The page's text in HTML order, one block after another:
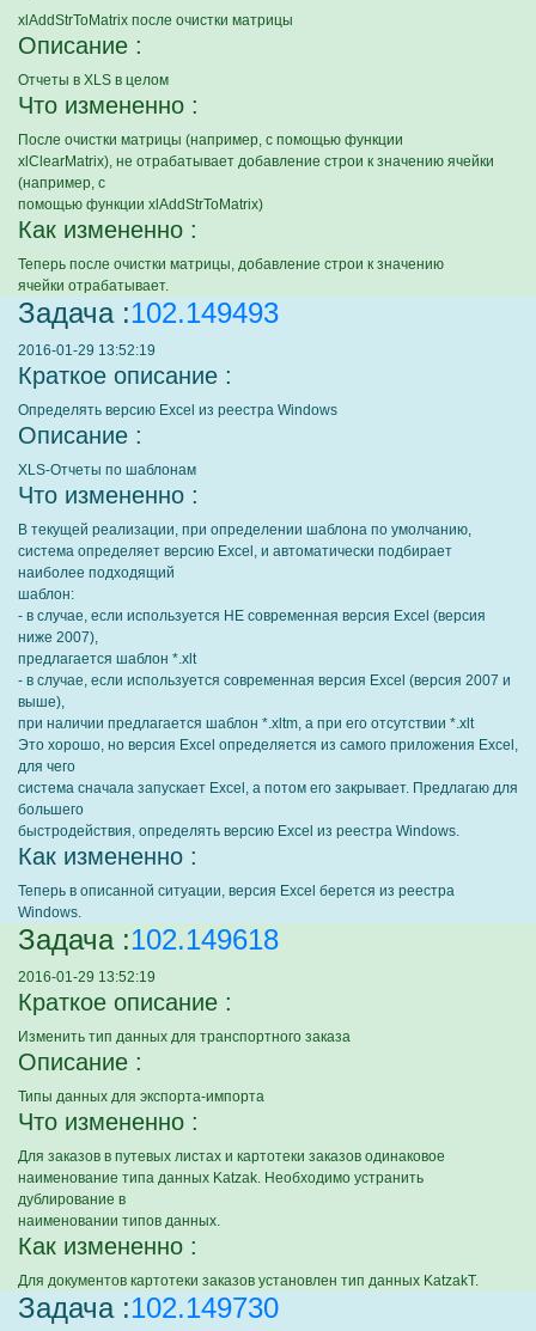
xlAddStrToMatrix после очистки матрицы
Описание :
Отчеты в XLS в целом
Что измененно :
После очистки матрицы (например, с помощью функции
xlClearMatrix), не отрабатывает добавление строи к значению ячейки
(например, с
помощью функции xlAddStrToMatrix)
Как измененно :
Теперь после очистки матрицы, добавление строи к значению
ячейки отрабатывает.
Задача :102.149493
2016-01-29 13:52:19
Краткое описание :
Определять версию Excel из реестра Windows
Описание :
XLS-Отчеты по шаблонам
Что измененно :
В текущей реализации, при определении шаблона по умолчанию,
система определяет версию Excel, и автоматически подбирает
наиболее подходящий
шаблон:
- в случае, если используется НЕ современная версия Excel (версия
ниже 2007),
предлагается шаблон *.xlt
- в случае, если используется современная версия Excel (версия 2007 и
выше),
при наличии предлагается шаблон *.xltm, а при его отсутствии *.xlt
Это хорошо, но версия Excel определяется из самого приложения Excel,
для чего
система сначала запускает Excel, а потом его закрывает. Предлагаю для
большего
быстродействия, определять версию Excel из реестра Windows.
Как измененно :
Теперь в описанной ситуации, версия Excel берется из реестра
Windows.
Задача :102.149618
2016-01-29 13:52:19
Краткое описание :
Изменить тип данных для транспортного заказа
Описание :
Типы данных для экспорта-импорта
Что измененно :
Для заказов в путевых листах и картотеки заказов одинаковое
наименование типа данных Katzak. Необходимо устранить
дублирование в
наименовании типов данных.
Как измененно :
Для документов картотеки заказов установлен тип данных KatzakT.
Задача :102.149730